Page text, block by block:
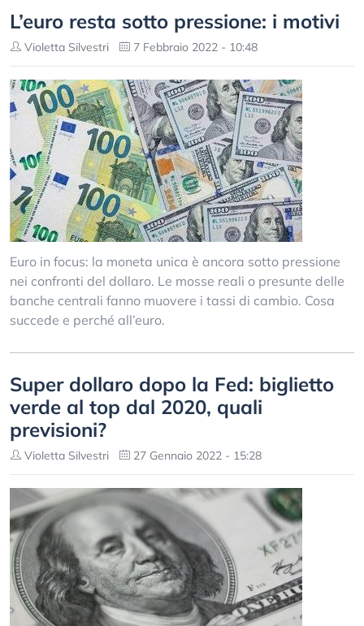
L’euro resta sotto pressione: i motivi
Violetta Silvestri 7 Febbraio 2022 - 10:48
Euro in focus: la moneta unica è ancora sotto pressione
nei confronti del dollaro. Le mosse reali o presunte delle
banche centrali fanno muovere i tassi di cambio. Cosa
succede e perché all’euro.
Super dollaro dopo la Fed: biglietto
verde al top dal 2020, quali
previsioni?
Violetta Silvestri 27 Gennaio 2022 - 15:28